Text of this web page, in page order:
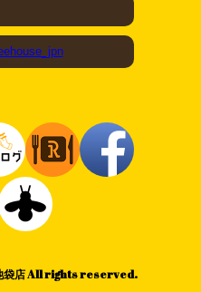
袋店 All rights reserved.